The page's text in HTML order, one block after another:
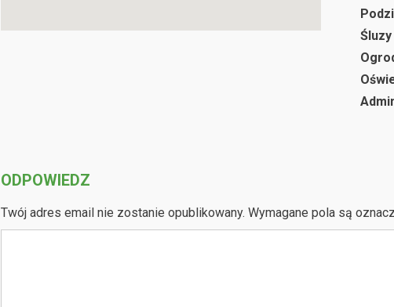
ODPOWIEDZ
Twój adres email nie zostanie opublikowany. Wymagane pola są